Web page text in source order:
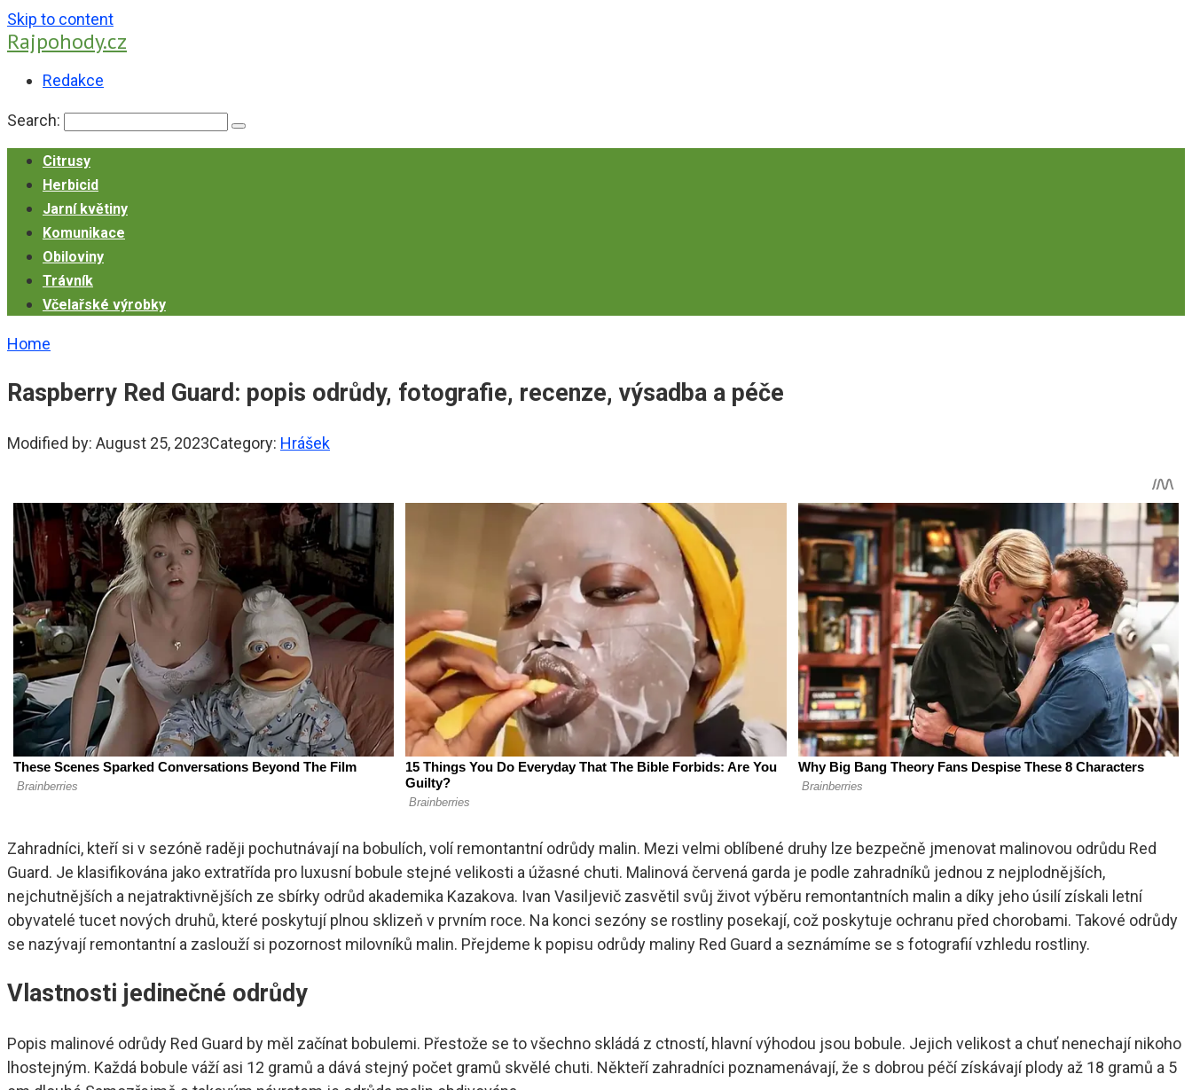
Skip to content
Rajpohody.cz
Redakce
Search:
Citrusy
Herbicid
Jarní květiny
Komunikace
Obiloviny
Trávník
Včelařské výrobky
Home
Raspberry Red Guard: popis odrůdy, fotografie, recenze, výsadba a péče
Modified by: August 25, 2023Category: Hrášek
Zahradníci, kteří si v sezóně raději pochutnávají na bobulích, volí remontantní odrůdy malin. Mezi velmi oblíbené druhy lze bezpečně jmenovat malinovou odrůdu Red
Guard. Je klasifikována jako extratřída pro luxusní bobule stejné velikosti a úžasné chuti. Malinová červená garda je podle zahradníků jednou z nejplodnějších,
nejchutnějších a nejatraktivnějších ze sbírky odrůd akademika Kazakova. Ivan Vasiljevič zasvětil svůj život výběru remontantních malin a díky jeho úsilí získali letní
obyvatelé tucet nových druhů, které poskytují plnou sklizeň v prvním roce. Na konci sezóny se rostliny posekají, což poskytuje ochranu před chorobami. Takové odrůdy
se nazývají remontantní a zaslouží si pozornost milovníků malin. Přejdeme k popisu odrůdy maliny Red Guard a seznámíme se s fotografií vzhledu rostliny.
Vlastnosti jedinečné odrůdy
Popis malinové odrůdy Red Guard by měl začínat bobulemi. Přestože se to všechno skládá z ctností, hlavní výhodou jsou bobule. Jejich velikost a chuť nenechají nikoho
lhostejným. Každá bobule váží asi 12 gramů a dává stejný počet gramů skvělé chuti. Někteří zahradníci poznamenávají, že s dobrou péčí získávají plody až 18 gramů a 5